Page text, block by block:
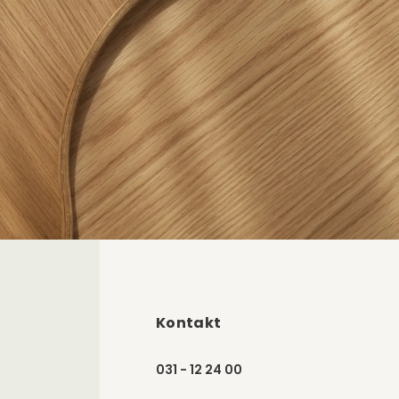
Kontakt
031 - 12 24 00